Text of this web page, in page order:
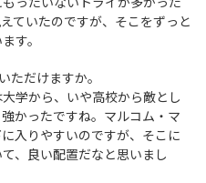
ていたのですが、そこをずっと
す。
ただけますか。
学から、いや高校から敵とし
かったですね。マルコム・マ
入りやすいのですが、そこに
、良い配置だなと思いまし